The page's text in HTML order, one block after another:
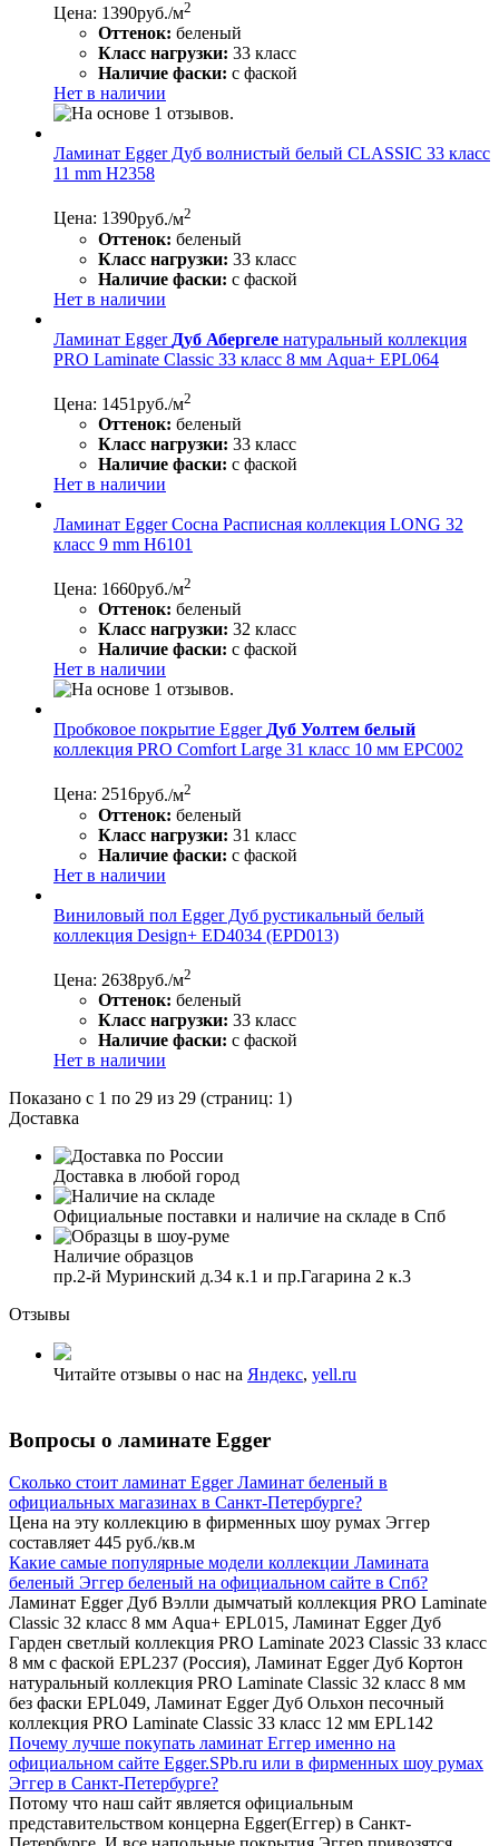
Цена: 1390руб./м2
Оттенок: беленый
Класс нагрузки: 33 класс
Наличие фаски: с фаской
Нет в наличии
Ламинат Egger Дуб волнистый белый CLASSIC 33 класс
11 mm Н2358
Цена: 1390руб./м2
Оттенок: беленый
Класс нагрузки: 33 класс
Наличие фаски: с фаской
Нет в наличии
Ламинат Egger Дуб Абергеле натуральный коллекция
PRO Laminate Classic 33 класс 8 мм Aqua+ EPL064
Цена: 1451руб./м2
Оттенок: беленый
Класс нагрузки: 33 класс
Наличие фаски: с фаской
Нет в наличии
Ламинат Egger Сосна Расписная коллекция LONG 32
класс 9 mm H6101
Цена: 1660руб./м2
Оттенок: беленый
Класс нагрузки: 32 класс
Наличие фаски: с фаской
Нет в наличии
Пробковое покрытие Egger Дуб Уолтем белый
коллекция PRO Comfort Large 31 класс 10 мм EPC002
Цена: 2516руб./м2
Оттенок: беленый
Класс нагрузки: 31 класс
Наличие фаски: с фаской
Нет в наличии
Виниловый пол Egger Дуб рустикальный белый
коллекция Design+ ED4034 (EPD013)
Цена: 2638руб./м2
Оттенок: беленый
Класс нагрузки: 33 класс
Наличие фаски: с фаской
Нет в наличии
Показано с 1 по 29 из 29 (страниц: 1)
Доставка
Доставка в любой город
Официальные поставки и наличие на складе в Спб
Наличие образцов
пр.2-й Муринский д.34 к.1 и пр.Гагарина 2 к.3
Отзывы
Читайте отзывы о нас на Яндекс, yell.ru
Вопросы о ламинате Egger
Сколько стоит ламинат Egger Ламинат беленый в
официальных магазинах в Санкт-Петербурге?
Цена на эту коллекцию в фирменных шоу румах Эггер
составляет 445 руб./кв.м
Какие самые популярные модели коллекции Ламината
беленый Эггер беленый на официальном сайте в Спб?
Ламинат Egger Дуб Вэлли дымчатый коллекция PRO Laminate
Classic 32 класс 8 мм Aqua+ EPL015, Ламинат Egger Дуб
Гарден светлый коллекция PRO Laminate 2023 Classic 33 класс
8 мм с фаской EPL237 (Россия), Ламинат Egger Дуб Кортон
натуральный коллекция PRO Laminate Classic 32 класс 8 мм
без фаски EPL049, Ламинат Egger Дуб Ольхон песочный
коллекция PRO Laminate Classic 33 класс 12 мм EPL142
Почему лучше покупать ламинат Еггер именно на
официальном сайте Egger.SPb.ru или в фирменных шоу румах
Эггер в Санкт-Петербурге?
Потому что наш сайт является официальным
представительством концерна Egger(Еггер) в Санкт-